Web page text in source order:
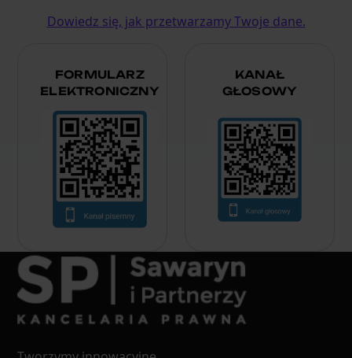
Dowiedz się, jak przetwarzamy Twoje dane.
FORMULARZ
ELEKTRONICZNY
KANAŁ
GŁOSOWY